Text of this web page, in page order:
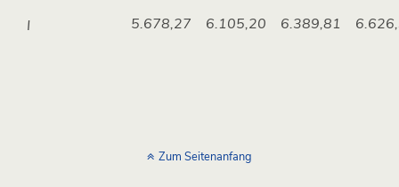
I 5.678,27 6.105,20 6.389,81
Zum Seitenanfang